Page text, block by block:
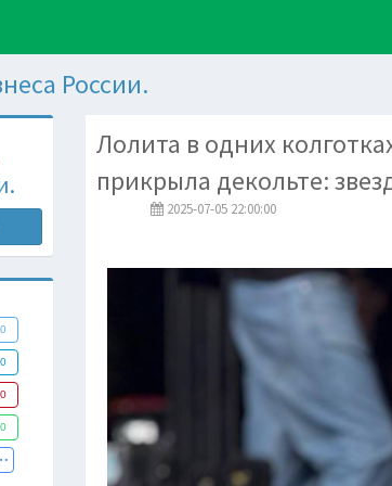
России.
0
0
0
0
Лолита в одних
прикрыла декольте:
2025-07-05 22:00:00